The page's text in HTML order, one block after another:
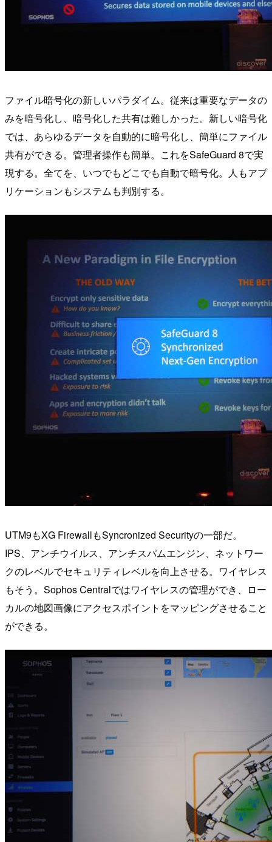
ファイル暗号化の新しいパラダイム。従来は重要なデータの
みを暗号化し、暗号化した共有は難しかった。新しい暗号化
では、あらゆるデータを自動的に暗号化し、簡単にファイル
共有ができる。管理者操作も簡単。これをSafeGuard 8で実
現する。全てを、いつでもどこでも自動で暗号化。人もアプ
リケーションもシステムも判別する。
UTM9もXG FirewallもSyncronized Securityの一部だ。
IPS、アンチウイルス、アンチスパムエンジン、ネットワー
クのレベルでセキュリティレベルを向上させる。ワイヤレス
もそう。Sophos Centralではワイヤレスの管理ができ、ロー
カルの地図画像にアクセスポイントをマッピングさせること
ができる。